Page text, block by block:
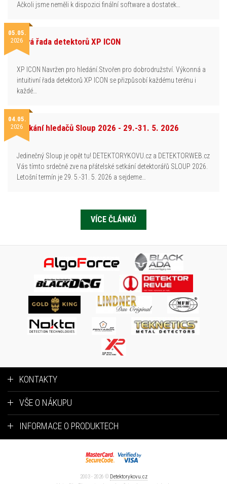
Ačkoli jsme neměli k dispozici finální software a dostatek…
05.05.
2026Nová řada detektorů XP ICON
XP ICON Navržen pro hledání.Stvořen pro dobrodružství. Výkonná a
intuitivní řada detektorů XP ICON se přizpůsobí každému terénu i
každé…
04.05.
2026Setkání hledačů Sloup 2026 - 29.-31. 5. 2026
Jedinečný Sloup je opět tu! DETEKTORYKOVU.cz a DETEKTORWEB.cz
Vás tímto srdečně zve na přátelské setkání detektorářů SLOUP 2026.
Letošní termín je 29. 5.-31. 5. 2026 a sejdeme…
VÍCE ČLÁNKŮ
KONTAKTY
VŠE O NÁKUPU
INFORMACE O PRODUKTECH
2003 - 2026 © Detektorykovu.cz